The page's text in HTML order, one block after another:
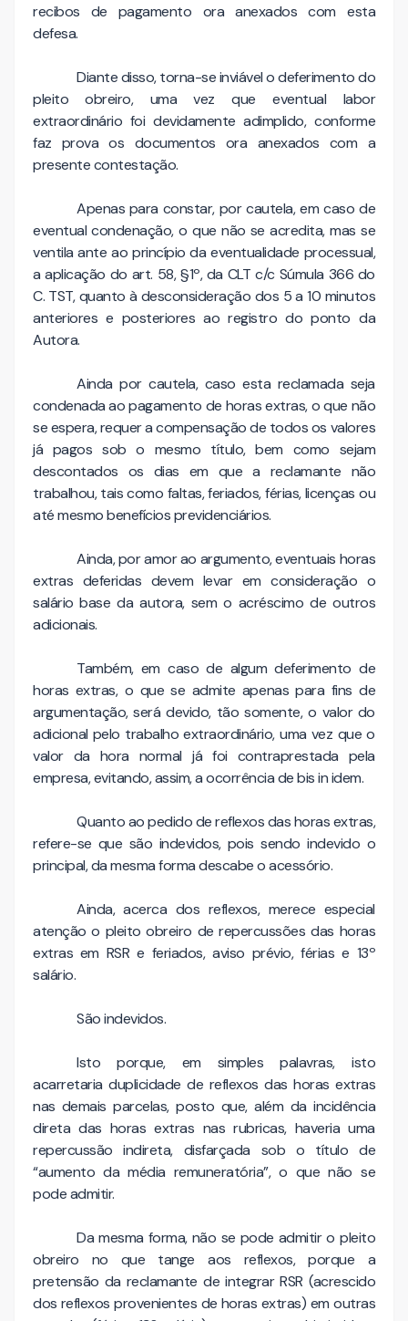
recibos de pagamento ora anexados com esta
defesa.
Diante disso, torna-se inviável o deferimento do
pleito obreiro, uma vez que eventual labor
extraordinário foi devidamente adimplido, conforme
faz prova os documentos ora anexados com a
presente contestação.
Apenas para constar, por cautela, em caso de
eventual condenação, o que não se acredita, mas se
ventila ante ao princípio da eventualidade processual,
a aplicação do art. 58, §1º, da CLT c/c Súmula 366 do
C. TST, quanto à desconsideração dos 5 a 10 minutos
anteriores e posteriores ao registro do ponto da
Autora.
Ainda por cautela, caso esta reclamada seja
condenada ao pagamento de horas extras, o que não
se espera, requer a compensação de todos os valores
já pagos sob o mesmo título, bem como sejam
descontados os dias em que a reclamante não
trabalhou, tais como faltas, feriados, férias, licenças ou
até mesmo benefícios previdenciários.
Ainda, por amor ao argumento, eventuais horas
extras deferidas devem levar em consideração o
salário base da autora, sem o acréscimo de outros
adicionais.
Também, em caso de algum deferimento de
horas extras, o que se admite apenas para fins de
argumentação, será devido, tão somente, o valor do
adicional pelo trabalho extraordinário, uma vez que o
valor da hora normal já foi contraprestada pela
empresa, evitando, assim, a ocorrência de bis in idem.
Quanto ao pedido de reflexos das horas extras,
refere-se que são indevidos, pois sendo indevido o
principal, da mesma forma descabe o acessório.
Ainda, acerca dos reflexos, merece especial
atenção o pleito obreiro de repercussões das horas
extras em RSR e feriados, aviso prévio, férias e 13º
salário.
São indevidos.
Isto porque, em simples palavras, isto
acarretaria duplicidade de reflexos das horas extras
nas demais parcelas, posto que, além da incidência
direta das horas extras nas rubricas, haveria uma
repercussão indireta, disfarçada sob o título de
“aumento da média remuneratória”, o que não se
pode admitir.
Da mesma forma, não se pode admitir o pleito
obreiro no que tange aos reflexos, porque a
pretensão da reclamante de integrar RSR (acrescido
dos reflexos provenientes de horas extras) em outras